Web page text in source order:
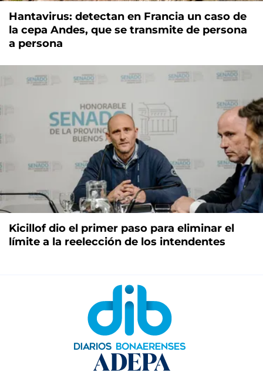
Hantavirus: detectan en Francia un caso de
la cepa Andes, que se transmite de persona
a persona
Kicillof dio el primer paso para eliminar el
límite a la reelección de los intendentes